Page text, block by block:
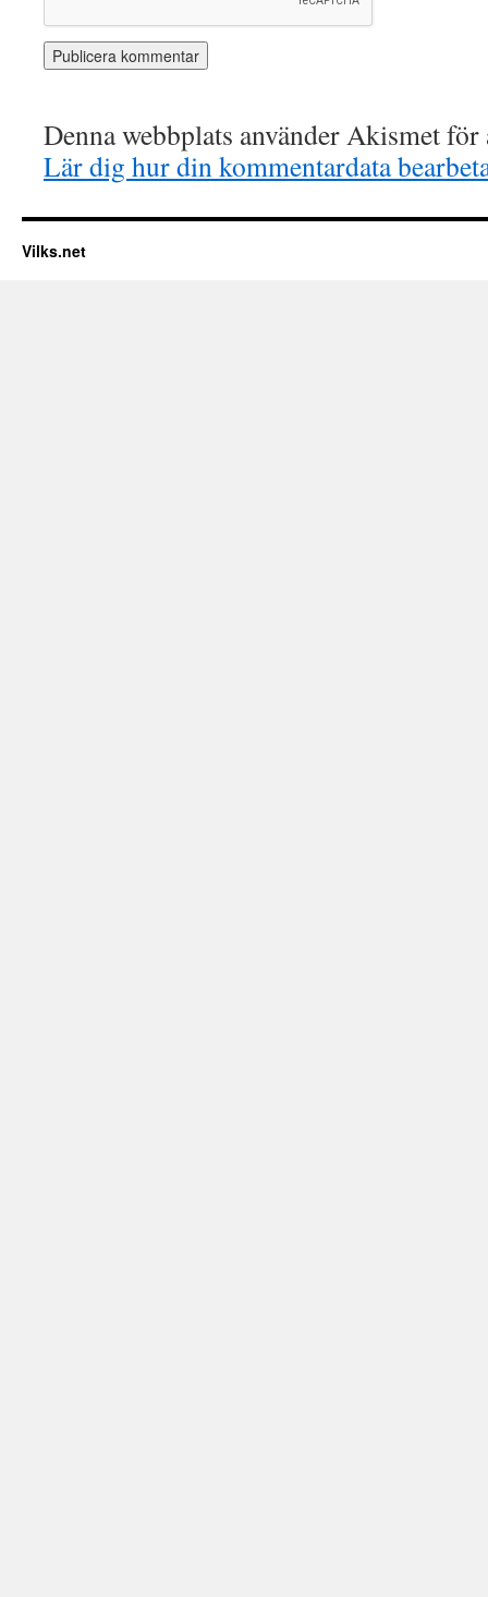
Denna webbplats använder Akismet
Lär dig hur din kommentardata
Vilks.net